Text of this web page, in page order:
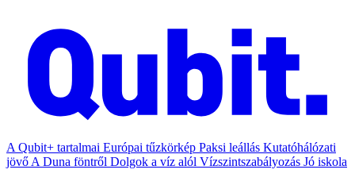
A Qubit+ tartalmai Európai tűzkörkép Paksi leállás Kutatóhálózati
jövő A Duna föntről Dolgok a víz alól Vízszintszabályozás Jó iskola